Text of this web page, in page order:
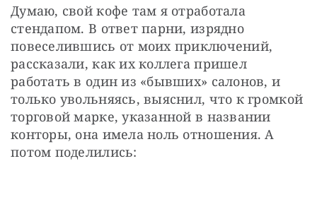
Думаю, свой кофе там я отработала
стендапом. В ответ парни, изрядно
повеселившись от моих приключений,
рассказали, как их коллега пришел
работать в один из «бывших» салонов, и
только увольняясь, выяснил, что к громкой
торговой марке, указанной в названии
конторы, она имела ноль отношения. А
потом поделились: